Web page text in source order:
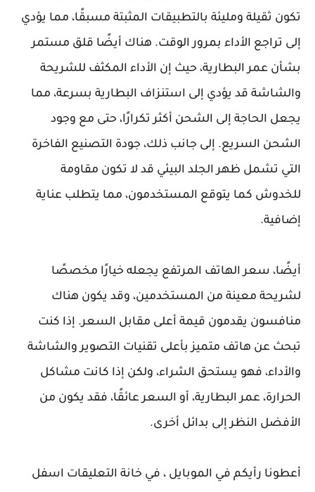
تكون ثقيلة ومليئة بالتطبيقات المثبتة مسبقًا، مما يؤدي
إلى تراجع الأداء بمرور الوقت. هناك أيضًا قلق مستمر
بشأن عمر البطارية، حيث إن الأداء المكثف للشريحة
والشاشة قد يؤدي إلى استنزاف البطارية بسرعة، مما
يجعل الحاجة إلى الشحن أكثر تكرارًا، حتى مع وجود
الشحن السريع. إلى جانب ذلك، جودة التصنيع الفاخرة
التي تشمل ظهر الجلد البيئي قد لا تكون مقاومة
للخدوش كما يتوقع المستخدمون، مما يتطلب عناية
إضافية.
أيضًا، سعر الهاتف المرتفع يجعله خيارًا مخصصًا
لشريحة معينة من المستخدمين، وقد يكون هناك
منافسون يقدمون قيمة أعلى مقابل السعر. إذا كنت
تبحث عن هاتف متميز بأعلى تقنيات التصوير والشاشة
والأداء، فهو يستحق الشراء، ولكن إذا كانت مشاكل
الحرارة، عمر البطارية، أو السعر عائقًا، فقد يكون من
الأفضل النظر إلى بدائل أخرى.
أعطونا رأيكم في الموبايل ، في خانة التعليقات اسفل